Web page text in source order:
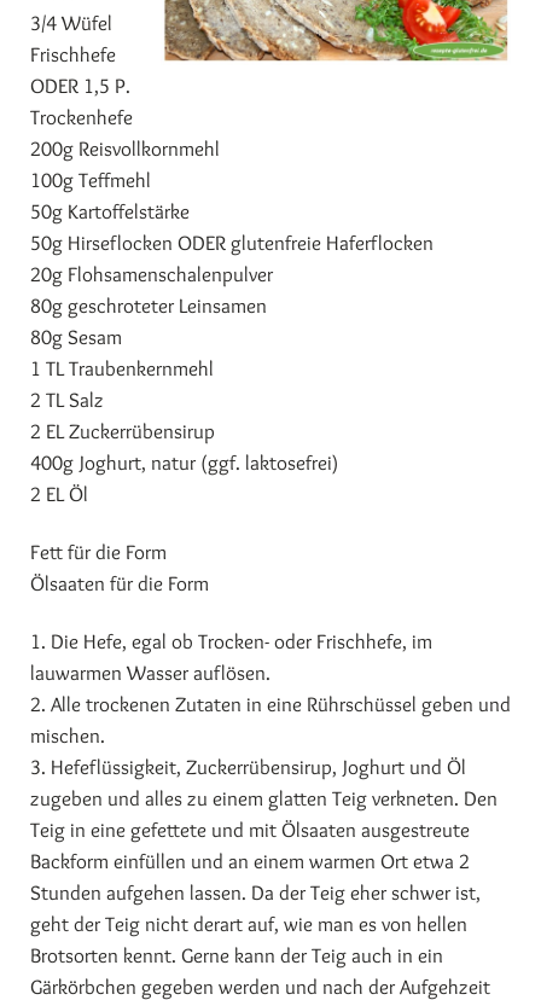
3/4 Wüfel
Frischhefe
ODER 1,5 P.
Trockenhefe
200g Reisvollkornmehl
100g Teffmehl
50g Kartoffelstärke
50g Hirseflocken ODER glutenfreie Haferflocken
20g Flohsamenschalenpulver
80g geschroteter Leinsamen
80g Sesam
1 TL Traubenkernmehl
2 TL Salz
2 EL Zuckerrübensirup
400g Joghurt, natur (ggf. laktosefrei)
2 EL Öl
Fett für die Form
Ölsaaten für die Form
1. Die Hefe, egal ob Trocken- oder Frischhefe, im
lauwarmen Wasser auflösen.
2. Alle trockenen Zutaten in eine Rührschüssel geben und
mischen.
3. Hefeflüssigkeit, Zuckerrübensirup, Joghurt und Öl
zugeben und alles zu einem glatten Teig verkneten. Den
Teig in eine gefettete und mit Ölsaaten ausgestreute
Backform einfüllen und an einem warmen Ort etwa 2
Stunden aufgehen lassen. Da der Teig eher schwer ist,
geht der Teig nicht derart auf, wie man es von hellen
Brotsorten kennt. Gerne kann der Teig auch in ein
Gärkörbchen gegeben werden und nach der Aufgehzeit